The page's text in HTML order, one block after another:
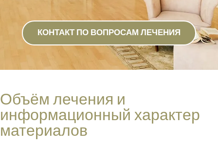
КОНТАКТ ПО ВОПРОСАМ ЛЕЧЕНИЯ
Объём лечения и
информационный характер
материалов